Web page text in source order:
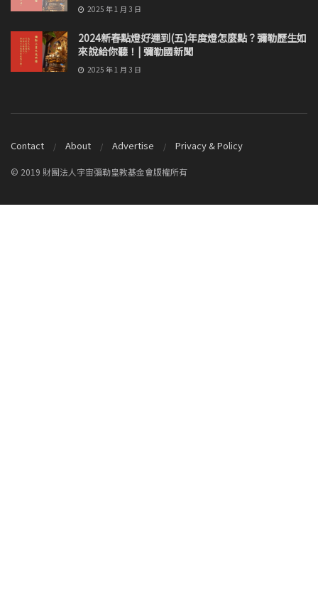
2025 年 1 月 3 日
2024新春點燈好運到(五)年度燈怎麼點？彌勒歷生如
來說給你聽！| 彌勒國新聞
2025 年 1 月 3 日
Contact About Advertise Privacy & Policy
© 2019 財團法人宇宙彌勒皇教基金會版權所有